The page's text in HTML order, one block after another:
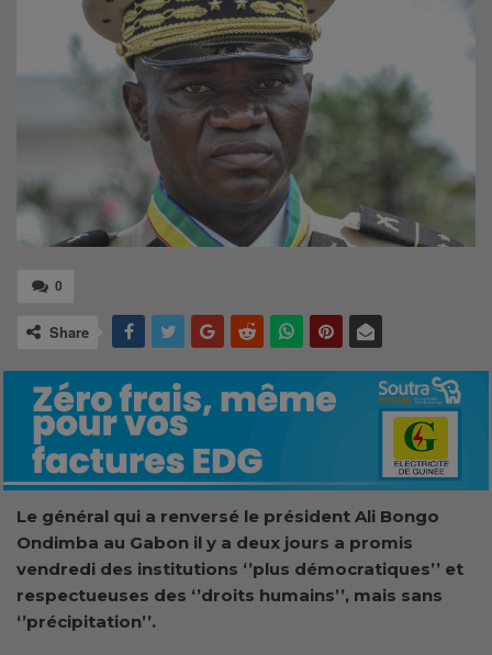
0
Share
Le général qui a renversé le président Ali Bongo
Ondimba au Gabon il y a deux jours a promis
vendredi des institutions ‘’plus démocratiques’’ et
respectueuses des ‘’droits humains’’, mais sans
‘’précipitation’’.